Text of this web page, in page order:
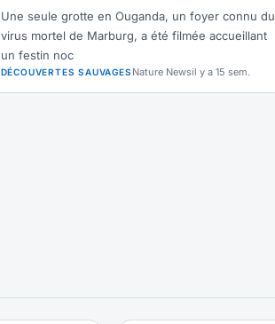
Une seule grotte en Ouganda, un foyer connu du
virus mortel de Marburg, a été filmée accueillant
un festin noc
DÉCOUVERTES SAUVAGES Nature Newsil y a 15 sem.